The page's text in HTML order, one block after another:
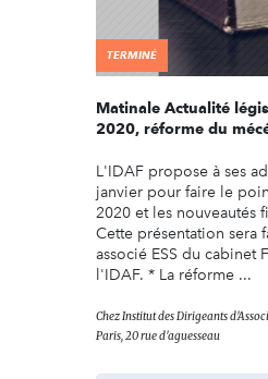
TERMINÉ
Matinale Actualité
2020, réforme du
L'IDAF propose à ses
janvier pour faire le
2020 et les nouveautés
Cette présentation sera
associé ESS du cabinet
l'IDAF. * La réforme ...
ChezInstitut des Dirigeants
Paris, 20 rue d'aguesseau